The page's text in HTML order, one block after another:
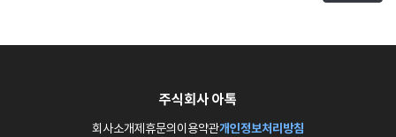
주식회사 아톡
회사소개제휴문의 이용약관개인정보처리방침